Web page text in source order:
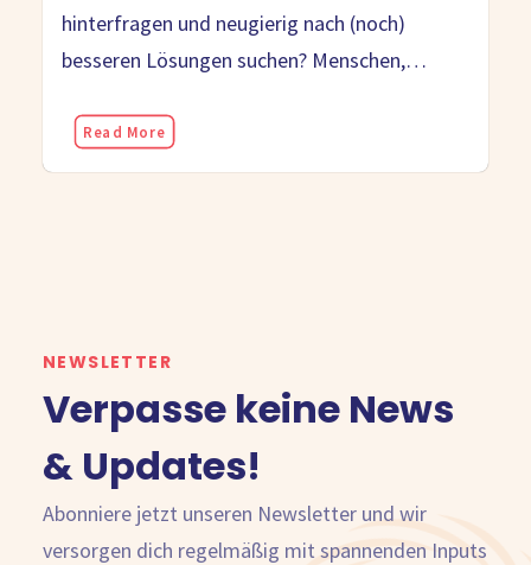
hinterfragen und neugierig nach (noch)
besseren Lösungen suchen? Menschen,…
Read More
NEWSLETTER
Verpasse keine News
& Updates!
Abonniere jetzt unseren Newsletter und wir
versorgen dich regelmäßig mit spannenden Inputs